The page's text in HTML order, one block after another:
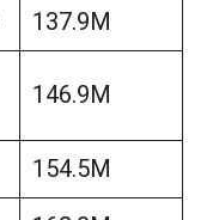
137.9M
146.9M
154.5M